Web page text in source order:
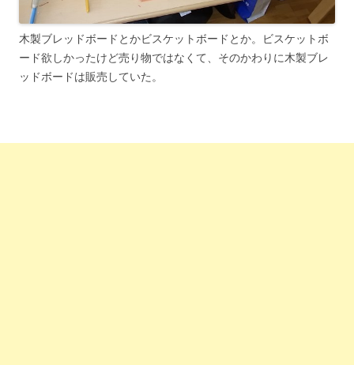
木製ブレッドボードとかビスケットボードとか。ビスケットボ
ード欲しかったけど売り物ではなくて、そのかわりに木製ブレ
ッドボードは販売していた。